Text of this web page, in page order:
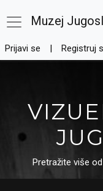
Muzej
Prijavi se Registruj
Pretražite više